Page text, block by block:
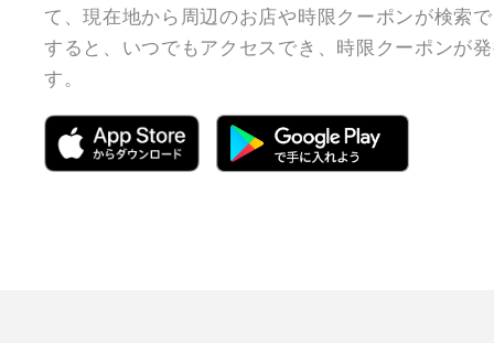
て、現在地から周辺のお店や時限クーポンが検索
すると、いつでもアクセスでき、時限クーポンが
す。